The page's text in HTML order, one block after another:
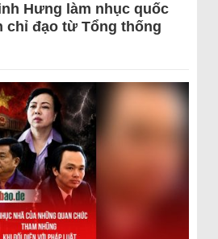
Hưng làm nhục quốc
chỉ đạo từ Tổng thống